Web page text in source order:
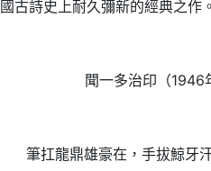
古詩史上耐久彌新的經典之作
聞一多治印（1946
筆扛龍鼎雄豪在，手拔鯨牙